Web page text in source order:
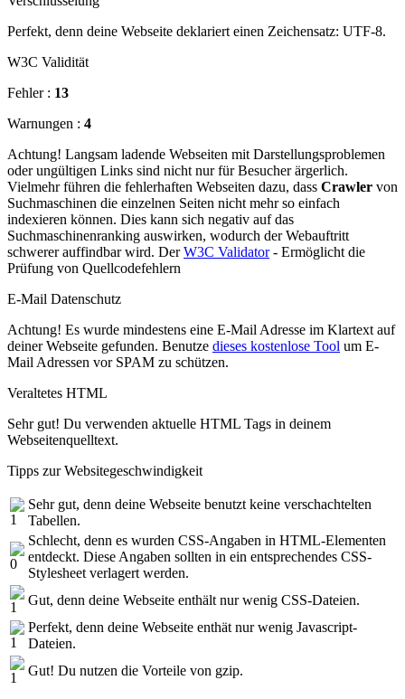
Perfekt, denn deine Webseite deklariert einen Zeichensatz: UTF-8.
W3C Validität
Fehler : 13
Warnungen : 4
Achtung! Langsam ladende Webseiten mit Darstellungsproblemen
oder ungültigen Links sind nicht nur für Besucher ärgerlich.
Vielmehr führen die fehlerhaften Webseiten dazu, dass Crawler von
Suchmaschinen die einzelnen Seiten nicht mehr so einfach
indexieren können. Dies kann sich negativ auf das
Suchmaschinenranking auswirken, wodurch der Webauftritt
schwerer auffindbar wird. DerW3C Validator- Ermöglicht die
Prüfung von Quellcodefehlern
E-Mail Datenschutz
Achtung! Es wurde mindestens eine E-Mail Adresse im Klartext auf
deiner Webseite gefunden. Benutze dieses kostenlose Tool um E-
Mail Adressen vor SPAM zu schützen.
Veraltetes HTML
Sehr gut! Du verwenden aktuelle HTML Tags in deinem
Webseitenquelltext.
Tipps zur Websitegeschwindigkeit
Sehr gut, denn deine Webseite benutzt keine verschachtelten
Tabellen.
Schlecht, denn es wurden CSS-Angaben in HTML-Elementen
entdeckt. Diese Angaben sollten in ein entsprechendes CSS-
Stylesheet verlagert werden.
Gut, denn deine Webseite enthält nur wenig CSS-Dateien.
Perfekt, denn deine Webseite enthät nur wenig Javascript-
Dateien.
Gut! Du nutzen die Vorteile von gzip.